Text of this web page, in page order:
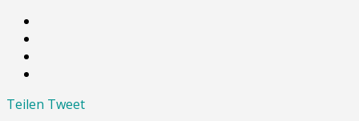
Teilen Tweet